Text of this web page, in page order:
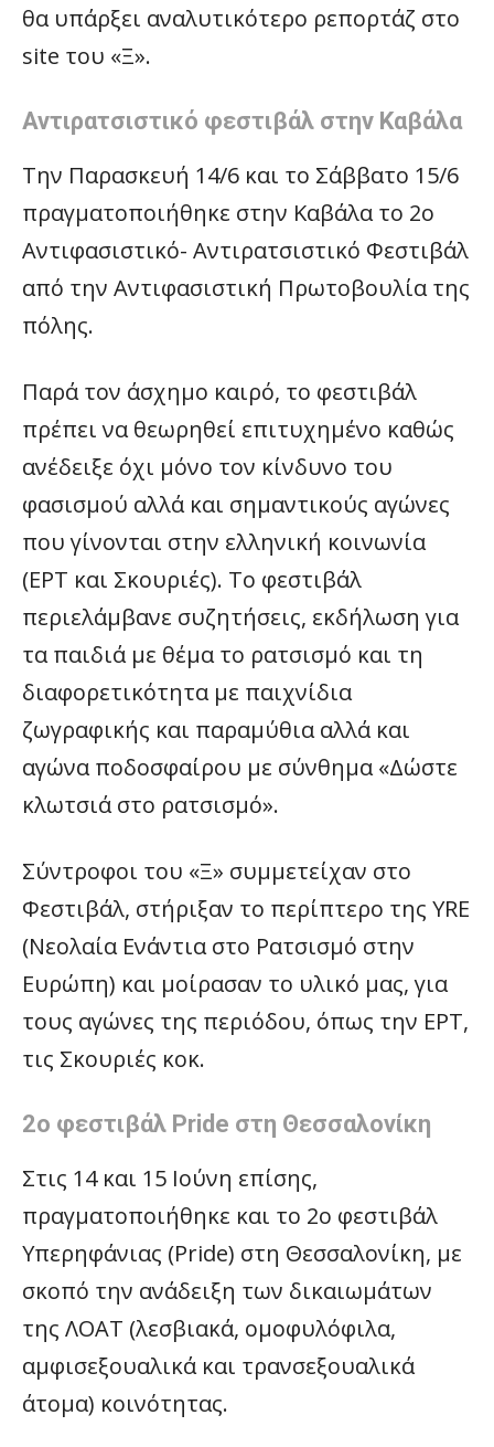
θα υπάρξει αναλυτικότερο ρεπορτάζ στο
site του «Ξ».
Αντιρατσιστικό φεστιβάλ στην Καβάλα
Την Παρασκευή 14/6 και το Σάββατο 15/6
πραγματοποιήθηκε στην Καβάλα το 2ο
Αντιφασιστικό- Αντιρατσιστικό Φεστιβάλ
από την Αντιφασιστική Πρωτοβουλία της
πόλης.
Παρά τον άσχημο καιρό, το φεστιβάλ
πρέπει να θεωρηθεί επιτυχημένο καθώς
ανέδειξε όχι μόνο τον κίνδυνο του
φασισμού αλλά και σημαντικούς αγώνες
που γίνονται στην ελληνική κοινωνία
(ΕΡΤ και Σκουριές). Το φεστιβάλ
περιελάμβανε συζητήσεις, εκδήλωση για
τα παιδιά με θέμα το ρατσισμό και τη
διαφορετικότητα με παιχνίδια
ζωγραφικής και παραμύθια αλλά και
αγώνα ποδοσφαίρου με σύνθημα «Δώστε
κλωτσιά στο ρατσισμό».
Σύντροφοι του «Ξ» συμμετείχαν στο
Φεστιβάλ, στήριξαν το περίπτερο της YRE
(Νεολαία Ενάντια στο Ρατσισμό στην
Ευρώπη) και μοίρασαν το υλικό μας, για
τους αγώνες της περιόδου, όπως την ΕΡΤ,
τις Σκουριές κοκ.
2ο φεστιβάλ Pride στη Θεσσαλονίκη
Στις 14 και 15 Ιούνη επίσης,
πραγματοποιήθηκε και το 2ο φεστιβάλ
Υπερηφάνιας (Pride) στη Θεσσαλονίκη, με
σκοπό την ανάδειξη των δικαιωμάτων
της ΛΟΑΤ (λεσβιακά, ομοφυλόφιλα,
αμφισεξουαλικά και τρανσεξουαλικά
άτομα) κοινότητας.